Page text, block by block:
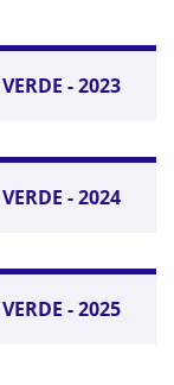
- 2023
- 2024
- 2025